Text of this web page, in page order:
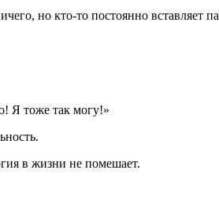
но кто-то постоянно вставляет
Я тоже так могу!»
в жизни не помешает.